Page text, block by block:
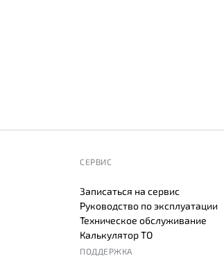
СЕРВИС
Записаться на сервис
Руководство по эксплуатации
Техническое обслуживание
Калькулятор ТО
ПОДДЕРЖКА